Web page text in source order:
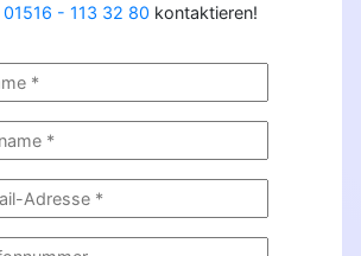
01516 - 113 32 80 kontaktieren!